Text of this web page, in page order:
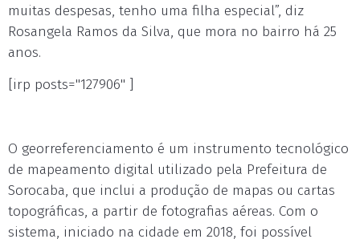
muitas despesas, tenho uma filha especial”, diz
Rosangela Ramos da Silva, que mora no bairro há 25
anos.
[irp posts="127906" ]
O georreferenciamento é um instrumento tecnológico
de mapeamento digital utilizado pela Prefeitura de
Sorocaba, que inclui a produção de mapas ou cartas
topográficas, a partir de fotografias aéreas. Com o
sistema, iniciado na cidade em 2018, foi possível